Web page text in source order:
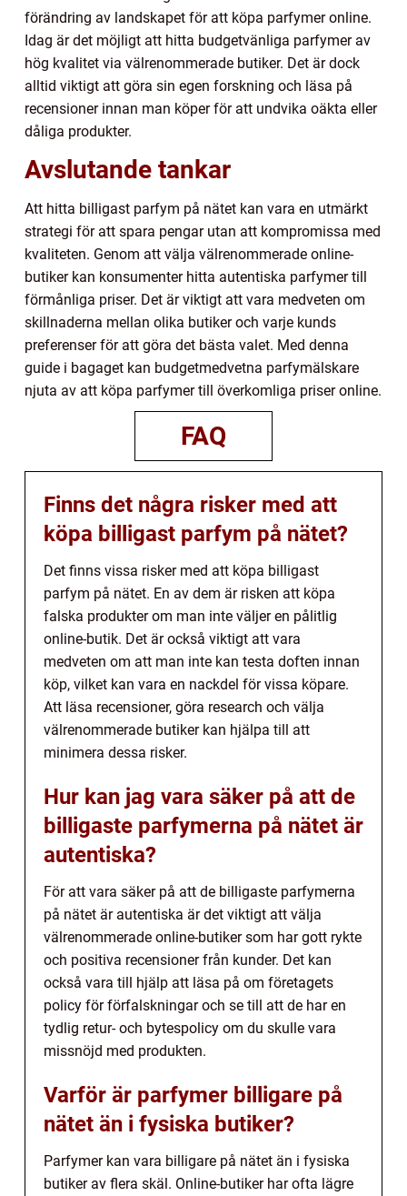
förändring av landskapet för att köpa parfymer online.
Idag är det möjligt att hitta budgetvänliga parfymer av
hög kvalitet via välrenommerade butiker. Det är dock
alltid viktigt att göra sin egen forskning och läsa på
recensioner innan man köper för att undvika oäkta eller
dåliga produkter.
Avslutande tankar
Att hitta billigast parfym på nätet kan vara en utmärkt
strategi för att spara pengar utan att kompromissa med
kvaliteten. Genom att välja välrenommerade online-
butiker kan konsumenter hitta autentiska parfymer till
förmånliga priser. Det är viktigt att vara medveten om
skillnaderna mellan olika butiker och varje kunds
preferenser för att göra det bästa valet. Med denna
guide i bagaget kan budgetmedvetna parfymälskare
njuta av att köpa parfymer till överkomliga priser online.
FAQ
Finns det några risker med att
köpa billigast parfym på nätet?
Det finns vissa risker med att köpa billigast
parfym på nätet. En av dem är risken att köpa
falska produkter om man inte väljer en pålitlig
online-butik. Det är också viktigt att vara
medveten om att man inte kan testa doften innan
köp, vilket kan vara en nackdel för vissa köpare.
Att läsa recensioner, göra research och välja
välrenommerade butiker kan hjälpa till att
minimera dessa risker.
Hur kan jag vara säker på att de
billigaste parfymerna på nätet är
autentiska?
För att vara säker på att de billigaste parfymerna
på nätet är autentiska är det viktigt att välja
välrenommerade online-butiker som har gott rykte
och positiva recensioner från kunder. Det kan
också vara till hjälp att läsa på om företagets
policy för förfalskningar och se till att de har en
tydlig retur- och bytespolicy om du skulle vara
missnöjd med produkten.
Varför är parfymer billigare på
nätet än i fysiska butiker?
Parfymer kan vara billigare på nätet än i fysiska
butiker av flera skäl. Online-butiker har ofta lägre